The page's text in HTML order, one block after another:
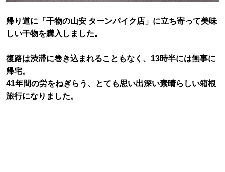
帰り道に「干物の山安 ターンパイク店」に立ち寄って美味
しい干物を購入しました。
復路は渋滞に巻き込まれることもなく、13時半には無事に
帰宅。
41年間の労をねぎらう、とても思い出深い素晴らしい箱根
旅行になりました。